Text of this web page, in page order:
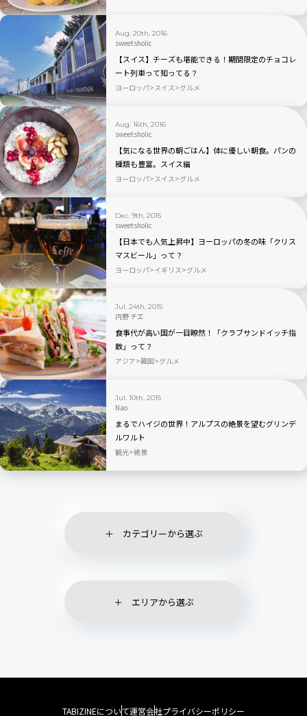
Aug. 20th, 2016
sweetsholic
【スイス】チーズも堪能できる！期間限定のチョコレ
ート列車って知ってる？
ヨーロッパ スイス グルメ
Aug. 16th, 2016
sweetsholic
【気になる世界の朝ごはん】体に優しい朝食。パンの
種類も豊富。スイス編
ヨーロッパ スイス グルメ
Dec. 9th, 2015
sweetsholic
【日本でも人気上昇中】ヨーロッパの冬の味「クリス
マスビール」って？
ヨーロッパ イギリス グルメ
Jul. 24th, 2015
内野 チエ
食事代が高い国が一目瞭然！「クラブサンドイッチ指
数」って？
アジア 韓国 グルメ
Jul. 10th, 2015
Nao
まるでハイジの世界！アルプスの絶景を望むグリンデ
ルワルト
観光 絶景
カテゴリーから選ぶ
エリアから選ぶ
TABIZINEについて運営会社プライバシーポリシー